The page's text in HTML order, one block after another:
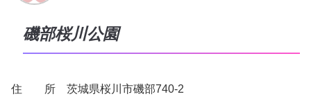
磯部桜川公園
住 所 茨城県桜川市磯部740-2